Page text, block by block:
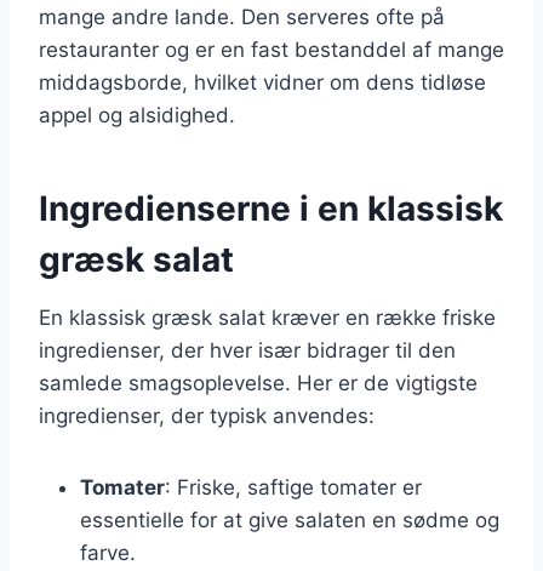
mange andre lande. Den serveres ofte på
restauranter og er en fast bestanddel af mange
middagsborde, hvilket vidner om dens tidløse
appel og alsidighed.
Ingredienserne i en klassisk
græsk salat
En klassisk græsk salat kræver en række friske
ingredienser, der hver især bidrager til den
samlede smagsoplevelse. Her er de vigtigste
ingredienser, der typisk anvendes:
Tomater: Friske, saftige tomater er
essentielle for at give salaten en sødme og
farve.